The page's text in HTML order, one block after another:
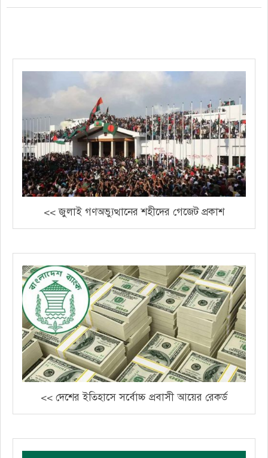
<< জুলাই গণঅভ্যুত্থানের শহীদের গেজেট প্রকাশ
<< দেশের ইতিহাসে সর্বোচ্চ প্রবাসী আয়ের রেকর্ড